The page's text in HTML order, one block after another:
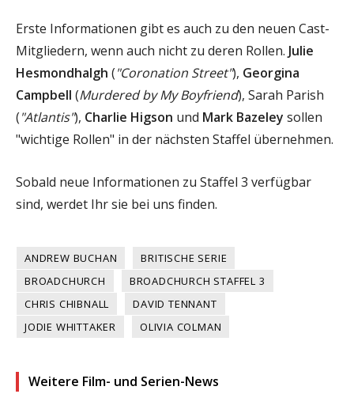
Erste Informationen gibt es auch zu den neuen Cast-
Mitgliedern, wenn auch nicht zu deren Rollen. Julie
Hesmondhalgh ("Coronation Street"), Georgina
Campbell (Murdered by My Boyfriend), Sarah Parish
("Atlantis"), Charlie Higson und Mark Bazeley sollen
"wichtige Rollen" in der nächsten Staffel übernehmen.
Sobald neue Informationen zu Staffel 3 verfügbar
sind, werdet Ihr sie bei uns finden.
ANDREW BUCHAN
BRITISCHE SERIE
BROADCHURCH
BROADCHURCH STAFFEL 3
CHRIS CHIBNALL
DAVID TENNANT
JODIE WHITTAKER
OLIVIA COLMAN
Weitere Film- und Serien-News